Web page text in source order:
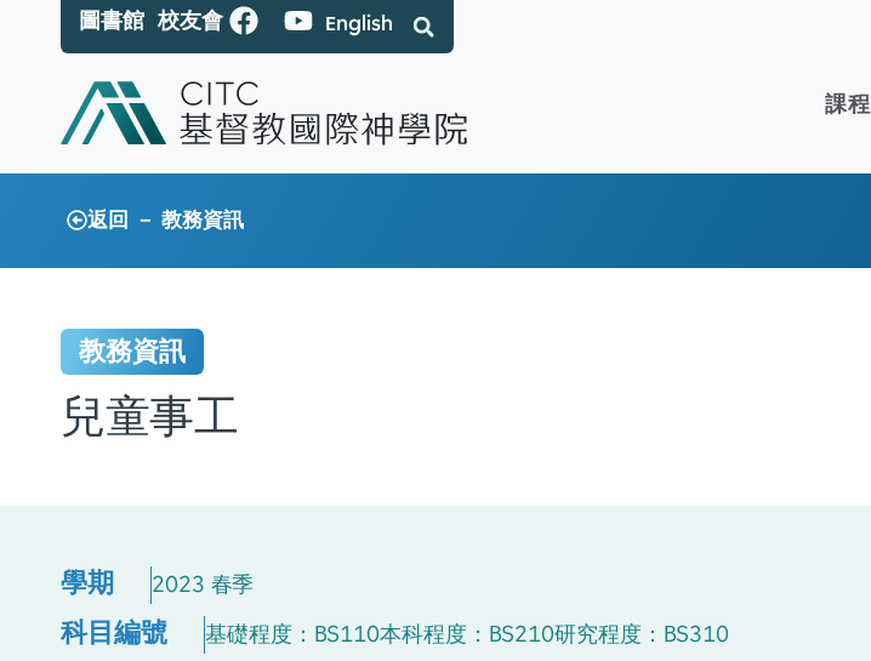
圖書館 校友會 English
課程
返回 － 教務資訊
教務資訊
兒童事工
學期 2023 春季
科目編號 基礎程度：BS110本科程度：BS210研究程度：BS310